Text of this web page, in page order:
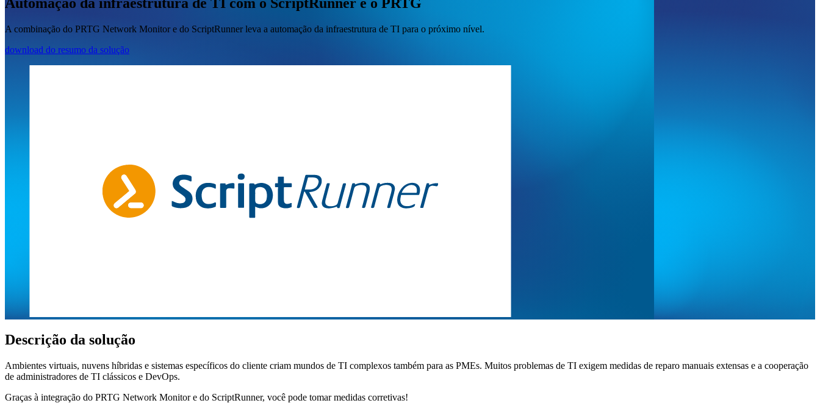
A combinação do PRTG Network Monitor e do ScriptRunner leva a automação da infraestrutura de TI para o próximo nível.
download do resumo da solução
Descrição da solução
Ambientes virtuais, nuvens híbridas e sistemas específicos do cliente criam mundos de TI complexos também para as PMEs. Muitos problemas de TI exigem medidas de reparo manuais extensas e a cooperação
de administradores de TI clássicos e DevOps.
Graças à integração do PRTG Network Monitor e do ScriptRunner, você pode tomar medidas corretivas!